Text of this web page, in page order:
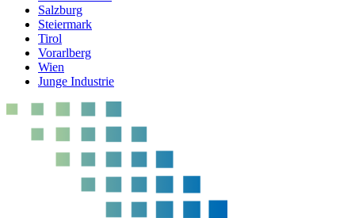
Salzburg
Steiermark
Tirol
Vorarlberg
Wien
Junge Industrie